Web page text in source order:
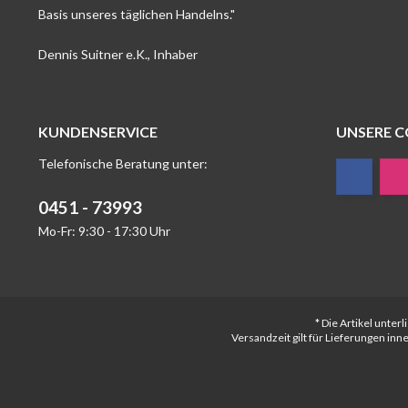
Basis unseres täglichen Handelns."
Dennis Suitner e.K., Inhaber
KUNDENSERVICE
Telefonische Beratung unter:
0451 - 73993
Mo-Fr: 9:30 - 17:30 Uhr
UNSERE
* Die Artikel
Versandzeit gilt für Lieferungen